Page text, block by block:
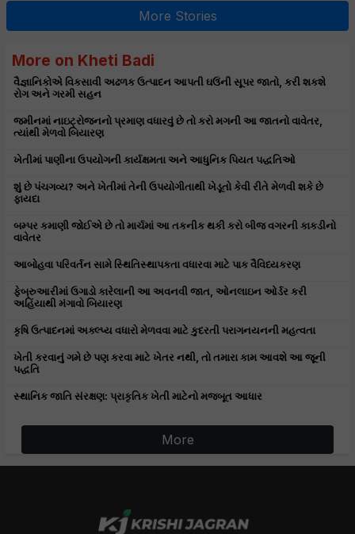
More Stories
More on Kheti Badi
વૈજ્ઞાનિકોએ વિકસાવી અઢળક ઉત્પાદન આપતી ઘઉંની સૂપર જાતો, કરી શકશે
રોગ અને ગરમી સહન
જમીનમાં નાઇટ્રોજનનો પ્રમાણ વધારવું છે તો કરો મગની આ જાતનો વાવેતર,
ત્યાંથી મેળવો બિયારણ
ખેતીમાં પાણીના ઉપયોગની કાર્યક્ષમતા અને આધુનિક પિયત પદ્ધતિઓ
શું છે પંચગવ્ય? અને ખેતીમાં તેની ઉપયોગીતાથી ખેડૂતો કેવી રીતે મેળવી શકે છે
ફાયદા
બમ્પર કમાણી જોઈએ છે તો માર્ચમાં આ તકનીક થકી કરો બીજ વગરની કાકડીનો
વાવેતર
આબોહવા પરિવર્તન સામે સ્થિતિસ્થાપકતા વધારવા માટે પાક વૈવિધ્યકરણ
ફેબ્રુઆરીમાં ઉગાડો કારેલાની આ અવનવી જાત, ઓનલાઇન ઓર્ડર કરી
અહિંયાથી મંગાવો બિયારણ
કૃષિ ઉત્પાદનમાં અક્લ્પ્ય વધારો મેળવવા માટે કુદરતી પરાગનયનની મહત્વતા
ખેતી કરવાનું ગમે છે પણ કરવા માટે ખેતર નથી, તો તમારા કામ આવશે આ જૂની
પદ્ધતિ
સ્થાનિક જાતિ સંરક્ષણ: પ્રાકૃતિક ખેતી માટેનો મજબૂત આધાર
More